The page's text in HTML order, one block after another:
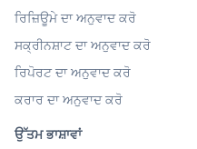
ਰਿਜ਼ਿਊਮੇ ਦਾ ਅਨੁਵਾਦ ਕਰੋ
ਸਕ੍ਰੀਨਸ਼ਾਟ ਦਾ ਅਨੁਵਾਦ ਕਰੋ
ਰਿਪੋਰਟ ਦਾ ਅਨੁਵਾਦ ਕਰੋ
ਕਰਾਰ ਦਾ ਅਨੁਵਾਦ ਕਰੋ
ਉੱਤਮ ਭਾਸ਼ਾਵਾਂ